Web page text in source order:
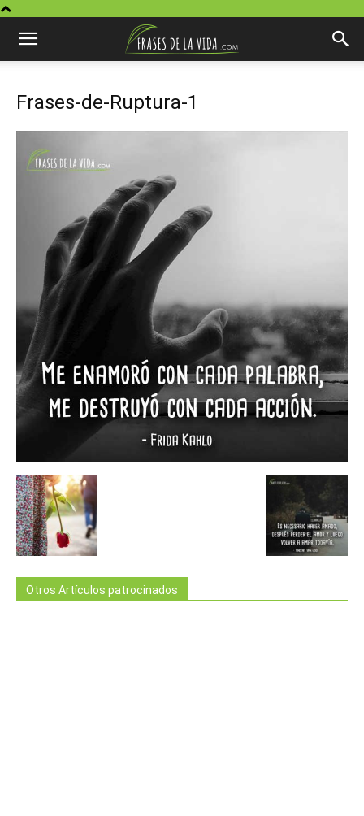
Frases-de-Ruptura-1
Otros Artículos patrocinados